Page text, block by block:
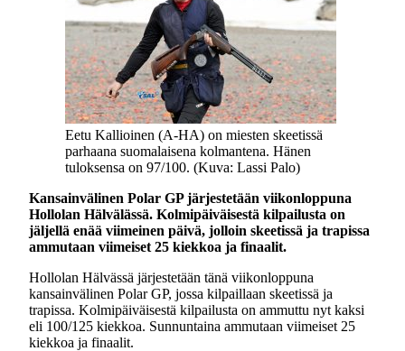
Eetu Kallioinen (A-HA) on miesten skeetissä
parhaana suomalaisena kolmantena. Hänen
tuloksensa on 97/100. (Kuva: Lassi Palo)
Kansainvälinen Polar GP järjestetään viikonloppuna
Hollolan Hälvälässä. Kolmipäiväisestä kilpailusta on
jäljellä enää viimeinen päivä, jolloin skeetissä ja trapissa
ammutaan viimeiset 25 kiekkoa ja finaalit.
Hollolan Hälvässä järjestetään tänä viikonloppuna
kansainvälinen Polar GP, jossa kilpaillaan skeetissä ja
trapissa. Kolmipäiväisestä kilpailusta on ammuttu nyt kaksi
eli 100/125 kiekkoa. Sunnuntaina ammutaan viimeiset 25
kiekkoa ja finaalit.